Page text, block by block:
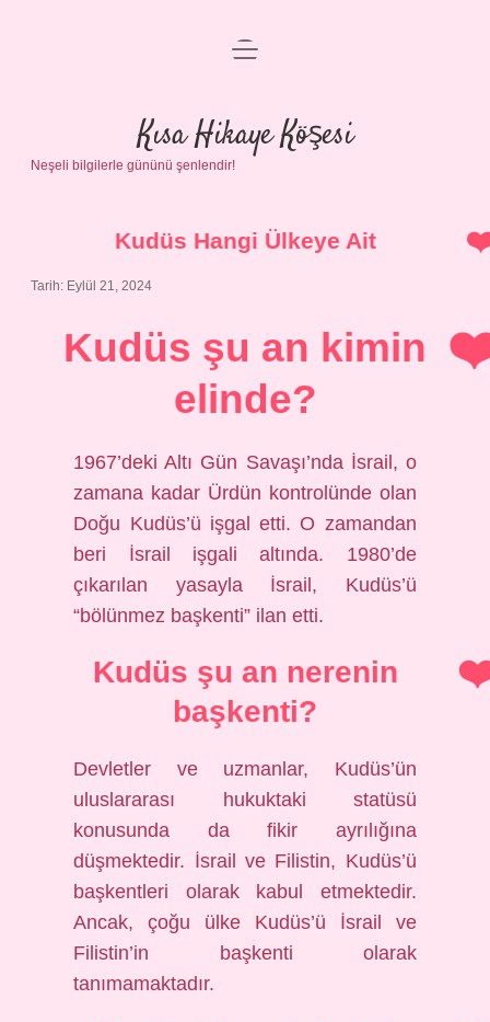
Anasayfa
Gizlilik Politikası
Yasal Uyarı
menüyü
Kısa Hikaye Köşesi
Neşeli bilgilerle gününü şenlendir!
Kudüs Hangi Ülkeye Ait
Tarih: Eylül 21, 2024
Kudüs şu an kimin
elinde?
1967’deki Altı Gün Savaşı’nda İsrail, o
zamana kadar Ürdün kontrolünde olan
Doğu Kudüs’ü işgal etti. O zamandan
beri İsrail işgali altında. 1980’de
çıkarılan yasayla İsrail, Kudüs’ü
“bölünmez başkenti” ilan etti.
Kudüs şu an nerenin
başkenti?
Devletler ve uzmanlar, Kudüs’ün
uluslararası hukuktaki statüsü
konusunda da fikir ayrılığına
düşmektedir. İsrail ve Filistin, Kudüs’ü
başkentleri olarak kabul etmektedir.
Ancak, çoğu ülke Kudüs’ü İsrail ve
Filistin’in başkenti olarak
tanımamaktadır.